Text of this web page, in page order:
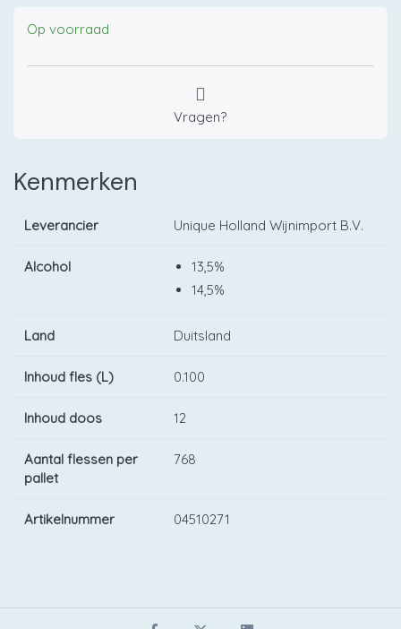
Op voorraad
Vragen?
Kenmerken
Leverancier Unique Holland Wijnimport B.V.
Alcohol
13,5%
14,5%
Land Duitsland
Inhoud fles (L) 0.100
Inhoud doos 12
Aantal flessen per
pallet
768
Artikelnummer 04510271